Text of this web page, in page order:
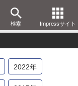
検索 Impressサイト
2022年